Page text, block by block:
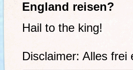
England reisen?
Hail to the king!
Disclaimer: Alles frei